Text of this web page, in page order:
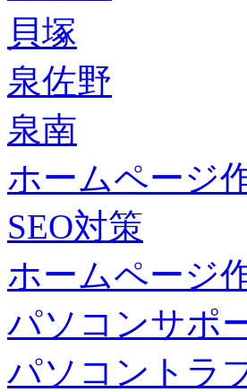
貝塚
泉佐野
泉南
ホームページ
SEO対策
ホームページ
パソコンサポ
パソコントラ